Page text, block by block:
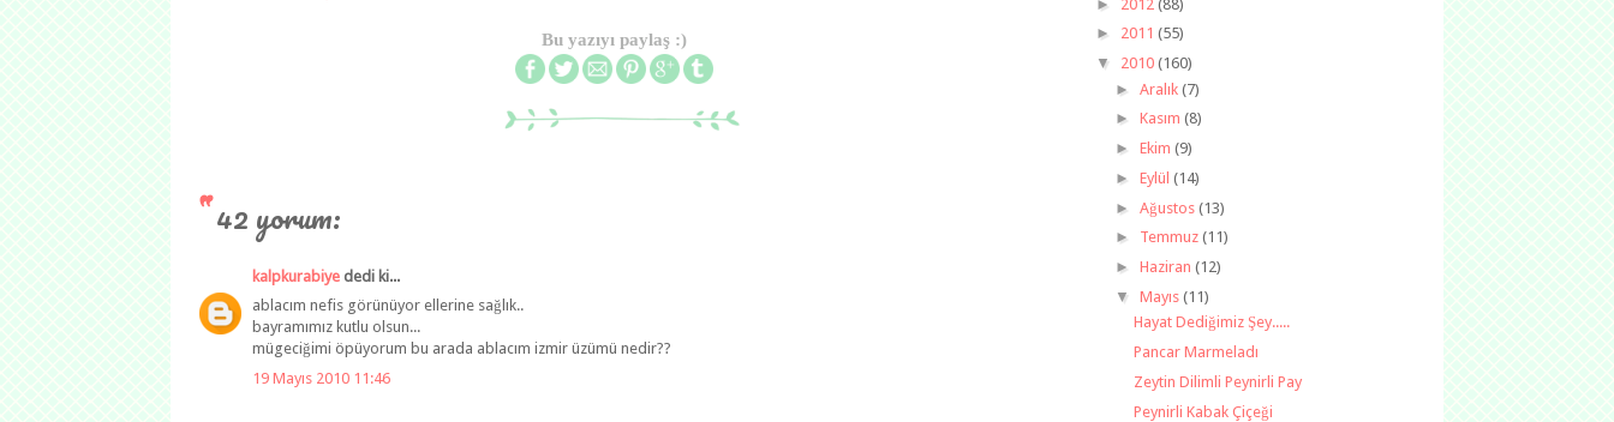
Bu yazıyı paylaş :)
42 yorum:
kalpkurabiye dedi ki...
ablacım nefis görünüyor ellerine sağlık..
bayramımız kutlu olsun...
mügeciğimi öpüyorum bu arada ablacım izmir üzümü nedir??
19 Mayıs 2010 11:46
► 2012 (88)
► 2011 (55)
▼ 2010 (160)
► Aralık (7)
► Kasım (8)
► Ekim (9)
► Eylül (14)
► Ağustos (13)
► Temmuz (11)
► Haziran (12)
▼ Mayıs (11)
Hayat Dediğimiz Şey.....
Pancar Marmeladı
Zeytin Dilimli Peynirli Pay
Peynirli Kabak Çiçeği